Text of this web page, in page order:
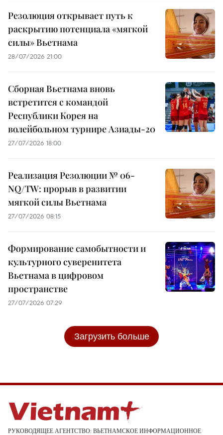
Резолюция открывает путь к
раскрытию потенциала «мягкой
силы» Вьетнама
28/07/2026 21:00
Сборная Вьетнама вновь
встретится с командой
Республики Корея на
волейбольном турнире Азиады-20
27/07/2026 18:00
Реализация Резолюции № 06-
NQ/TW: прорыв в развитии
мягкой силы Вьетнама
27/07/2026 08:15
Формирование самобытности и
культурного суверенитета
Вьетнама в цифровом
пространстве
27/07/2026 07:29
Загрузить больше
РУКОВОДЯЩЕЕ АГЕНТСТВО: ВЬЕТНАМСКОЕ ИНФОРМАЦИОННОЕ